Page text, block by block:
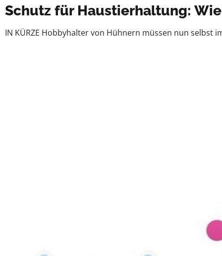
Schutz für Haustierhaltung:
IN KÜRZE Hobbyhalter von Hühnern müssen nun selbst